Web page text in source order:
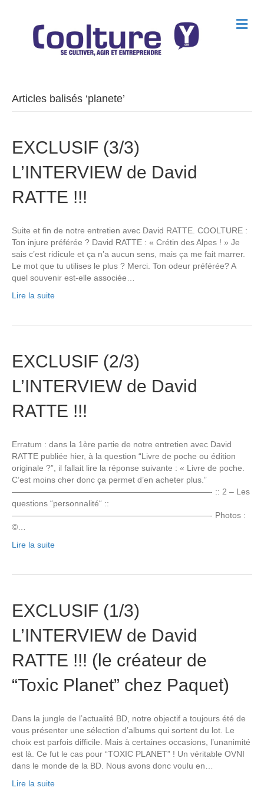
M
e
Articles balisés ‘planete’
EXCLUSIF (3/3)
L’INTERVIEW de David
RATTE !!!
Suite et fin de notre entretien avec David RATTE. COOLTURE :
Ton injure préférée ? David RATTE : « Crétin des Alpes ! » Je
sais c’est ridicule et ça n’a aucun sens, mais ça me fait marrer.
Le mot que tu utilises le plus ? Merci. Ton odeur préférée? A
quel souvenir est-elle associée…
Lire la suite
EXCLUSIF (2/3)
L’INTERVIEW de David
RATTE !!!
Erratum : dans la 1ère partie de notre entretien avec David
RATTE publiée hier, à la question “Livre de poche ou édition
originale ?”, il fallait lire la réponse suivante : « Livre de poche.
C’est moins cher donc ça permet d’en acheter plus.”
————————————————————————- :: 2 – Les
questions “personnalité“ ::
————————————————————————- Photos :
©…
Lire la suite
EXCLUSIF (1/3)
L’INTERVIEW de David
RATTE !!! (le créateur de
“Toxic Planet” chez Paquet)
Dans la jungle de l’actualité BD, notre objectif a toujours été de
vous présenter une sélection d’albums qui sortent du lot. Le
choix est parfois difficile. Mais à certaines occasions, l’unanimité
est là. Ce fut le cas pour “TOXIC PLANET” ! Un véritable OVNI
dans le monde de la BD. Nous avons donc voulu en…
Lire la suite